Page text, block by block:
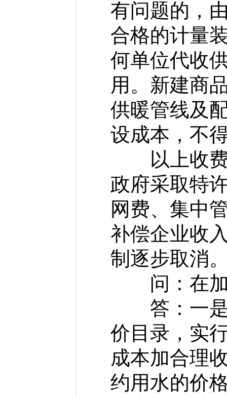
有问题的，
合格的计量
何单位代收
用。新建商
供暖管线及
设成本，不
以上收费
政府采取特
网费、集中
补偿企业收
制逐步取消
问：在加
答：一是
价目录，实
成本加合理
约用水的价